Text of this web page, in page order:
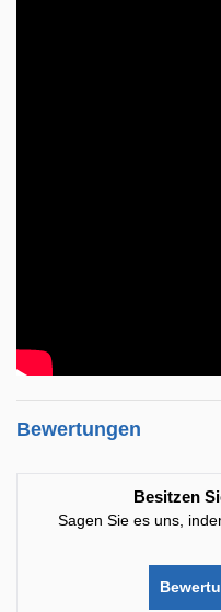
Bewertungen
Besitzen
Sagen Sie es uns,